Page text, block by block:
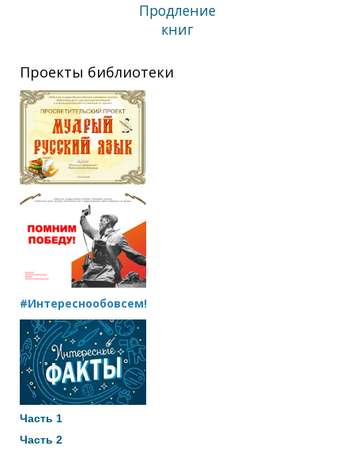
Продление
книг
Проекты библиотеки
#Интереснообовсем!
Часть 1
Часть 2